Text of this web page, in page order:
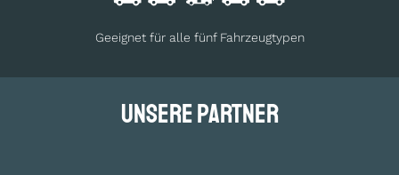
Geeignet für alle fünf Fahrzeugtypen
Unsere Partner